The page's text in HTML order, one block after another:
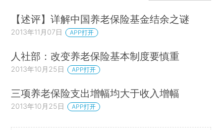
【述评】详解中国养老保险基金结余之谜
2013年11月07日 APP打开
人社部：改变养老保险基本制度要慎重
2013年10月25日 APP打开
三项养老保险支出增幅均大于收入增幅
2013年10月25日 APP打开